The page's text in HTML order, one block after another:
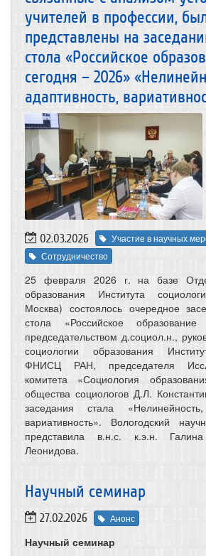
учителей в профессии,
представлены на
стола «Российское
сегодня – 2026»
адаптивность,
02.03.2026
Участие в научных
Сотрудничество
25 февраля 2026 г. на базе
образования Института
Москва) состоялось очередное
стола «Российское
председательством д.социол.н.,
социологии образования
ФНИСЦ РАН, председателя
комитета «Социология
общества социологов Д.Л.
заседания стала «Нелинейность,
вариативность». Вологодский
представила в.н.с. к.э.н.
Леонидова.
Научный семинар
27.02.2026 Анонс
Научный семинар